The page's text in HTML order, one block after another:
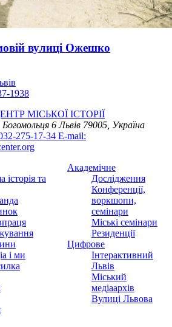
вулиці Ожешко
1938
МІСЬКОЇ ІСТОРІЇ
6Львів 79005, Україна
275-17-34 E-mail:
історія та
і ми
Академічне
Дослідження
Конференції,
воркшопи,
семінари
Міські семінари
Резиденції
Цифрове
Інтерактивний
Львів
Міський
медіаархів
Вулиці Львова